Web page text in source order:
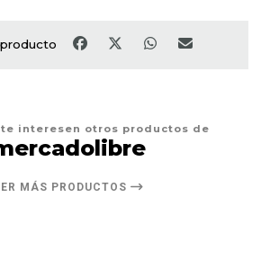
te interesen otros productos de
MÁS PRODUCTOS